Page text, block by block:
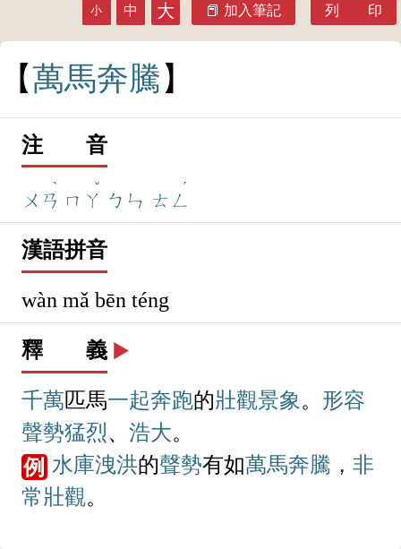
小 中 大 加入筆記 列 印
萬馬奔騰
注 音
ㄨㄢ
ˋ
ㄇㄚ
ˇ
ㄅㄣ ㄊㄥ
ˊ
漢語拼音
wàn mǎ bēn téng
釋 義 ▶️
千萬匹馬一起奔跑的壯觀景象。 形容
聲勢猛烈、 浩大。
例 水庫洩洪的聲勢有如萬馬奔騰 ， 非
常壯觀。